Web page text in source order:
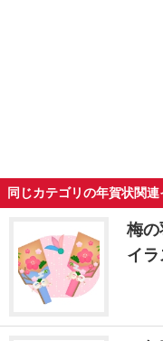
同じカテゴリの年賀状関連
梅の
イラ